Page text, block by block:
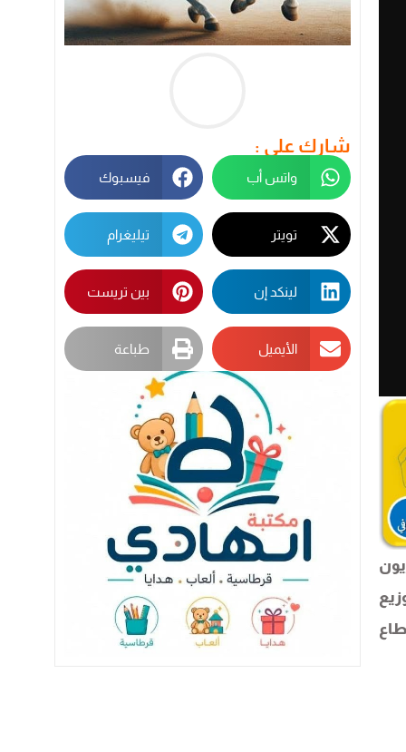
شارك على :
واتس أب فيسبوك
تويتر تيليغرام
لينكد إن بين تريست
الأيميل طباعة